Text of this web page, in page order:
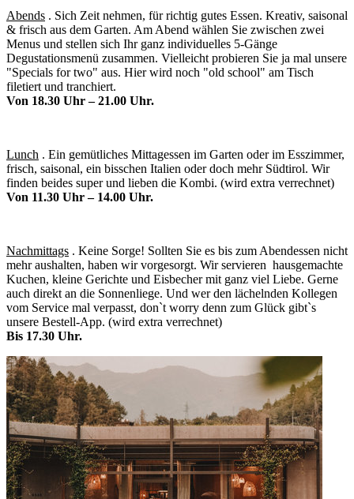
Abends . Sich Zeit nehmen, für richtig gutes Essen. Kreativ, saisonal
& frisch aus dem Garten. Am Abend wählen Sie zwischen zwei
Menus und stellen sich Ihr ganz individuelles 5-Gänge
Degustationsmenü zusammen. Vielleicht probieren Sie ja mal unsere
"Specials for two" aus. Hier wird noch "old school" am Tisch
filetiert und tranchiert.
Von 18.30 Uhr – 21.00 Uhr.
Lunch . Ein gemütliches Mittagessen im Garten oder im Esszimmer,
frisch, saisonal, ein bisschen Italien oder doch mehr Südtirol. Wir
finden beides super und lieben die Kombi. (wird extra verrechnet)
Von 11.30 Uhr – 14.00 Uhr.
Nachmittags . Keine Sorge! Sollten Sie es bis zum Abendessen nicht
mehr aushalten, haben wir vorgesorgt. Wir servieren hausgemachte
Kuchen, kleine Gerichte und Eisbecher mit ganz viel Liebe. Gerne
auch direkt an die Sonnenliege. Und wer den lächelnden Kollegen
vom Service mal verpasst, don`t worry denn zum Glück gibt`s
unsere Bestell-App. (wird extra verrechnet)
Bis 17.30 Uhr.